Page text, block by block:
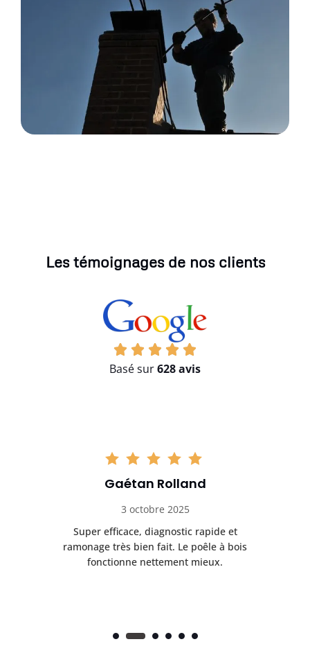
Les témoignages de nos clients
Basé sur628 avis
Gaétan Rolland
3 octobre 2025
Super efficace, diagnostic rapide et
ramonage très bien fait. Le poêle à bois
fonctionne nettement mieux.